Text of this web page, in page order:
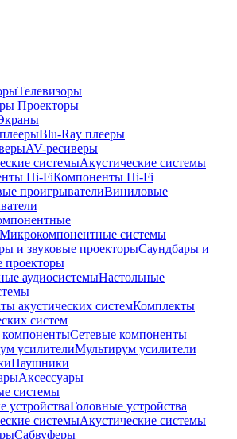
Телевизоры
Проекторы
Blu-Ray плееры
AV-ресиверы
системыАкустические системы
Hi-FiКомпоненты Hi-Fi
проигрывателиВиниловые
Микрокомпонентные системы
и звуковые проекторыСаундбары и
проекторы
аудиосистемыНастольные
акустических системКомплекты
систем
компонентыСетевые компоненты
усилителиМультирум усилители
Наушники
Аксессуары
системы
устройстваГоловные устройства
системыАкустические системы
Сабвуферы